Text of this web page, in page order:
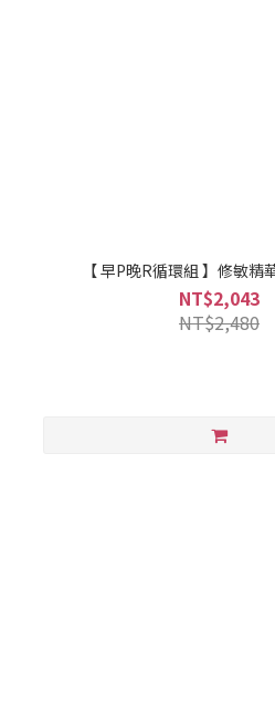
【 早P晚R循環組 】修敏精
NT$2,043
NT$2,480